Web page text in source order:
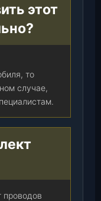
этот
то
случае,
проводов